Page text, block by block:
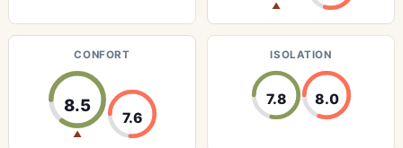
▲
CONFORT
8.5
▲
7.6
ISOLATION
7.8 8.0